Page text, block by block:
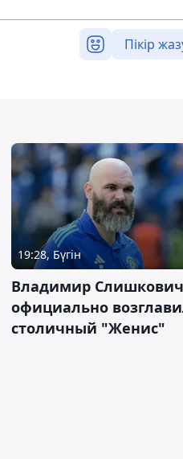
Пікір
19:28, Бүгін
Владимир Слишкович
официально
столичный "Женис"